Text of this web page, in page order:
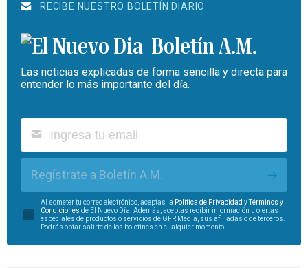
RECIBE NUESTRO BOLETÍN DIARIO
Boletín A.M.
Las noticias explicadas de forma sencilla y directa para
entender lo más importante del día.
Regístrate a Boletín A.M.
Al someter tu correo electrónico, aceptas la Política de Privacidad yTérminos y
Condiciones de El Nuevo Día. Además, aceptas recibir información u ofertas
especiales de productos o servicios de GFR Media, sus afiliadas o de terceros.
Podrás optar salirte de los boletines en cualquier momento.